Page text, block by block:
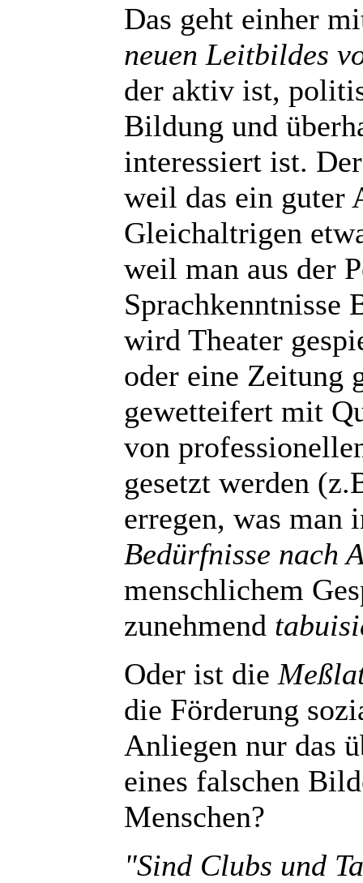
Das geht einher
neuen Leitbildes
der aktiv ist,
Bildung und
interessiert ist.
weil das ein guter
Gleichaltrigen
weil man aus der
Sprachkenntnisse
wird Theater
oder eine Zeitung
gewetteifert mit
von
gesetzt werden
erregen, was man
Bedürfnisse nach
menschlichem
zunehmend
Oder ist die
die Förderung
Anliegen nur das
eines falschen
Menschen?
"Sind Clubs und